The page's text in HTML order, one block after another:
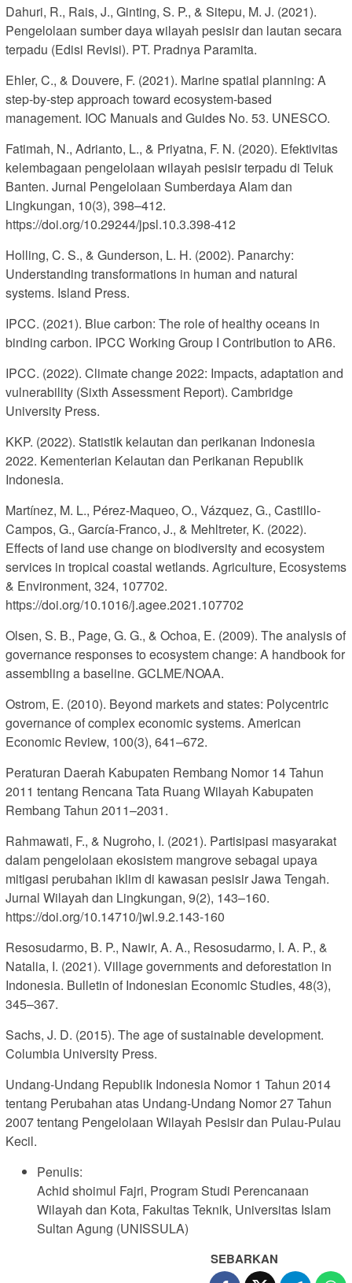
Dahuri, R., Rais, J., Ginting, S. P., & Sitepu, M. J. (2021).
Pengelolaan sumber daya wilayah pesisir dan lautan secara
terpadu (Edisi Revisi). PT. Pradnya Paramita.
Ehler, C., & Douvere, F. (2021). Marine spatial planning: A
step-by-step approach toward ecosystem-based
management. IOC Manuals and Guides No. 53. UNESCO.
Fatimah, N., Adrianto, L., & Priyatna, F. N. (2020). Efektivitas
kelembagaan pengelolaan wilayah pesisir terpadu di Teluk
Banten. Jurnal Pengelolaan Sumberdaya Alam dan
Lingkungan, 10(3), 398–412.
https://doi.org/10.29244/jpsl.10.3.398-412
Holling, C. S., & Gunderson, L. H. (2002). Panarchy:
Understanding transformations in human and natural
systems. Island Press.
IPCC. (2021). Blue carbon: The role of healthy oceans in
binding carbon. IPCC Working Group I Contribution to AR6.
IPCC. (2022). Climate change 2022: Impacts, adaptation and
vulnerability (Sixth Assessment Report). Cambridge
University Press.
KKP. (2022). Statistik kelautan dan perikanan Indonesia
2022. Kementerian Kelautan dan Perikanan Republik
Indonesia.
Martínez, M. L., Pérez-Maqueo, O., Vázquez, G., Castillo-
Campos, G., García-Franco, J., & Mehltreter, K. (2022).
Effects of land use change on biodiversity and ecosystem
services in tropical coastal wetlands. Agriculture, Ecosystems
& Environment, 324, 107702.
https://doi.org/10.1016/j.agee.2021.107702
Olsen, S. B., Page, G. G., & Ochoa, E. (2009). The analysis of
governance responses to ecosystem change: A handbook for
assembling a baseline. GCLME/NOAA.
Ostrom, E. (2010). Beyond markets and states: Polycentric
governance of complex economic systems. American
Economic Review, 100(3), 641–672.
Peraturan Daerah Kabupaten Rembang Nomor 14 Tahun
2011 tentang Rencana Tata Ruang Wilayah Kabupaten
Rembang Tahun 2011–2031.
Rahmawati, F., & Nugroho, I. (2021). Partisipasi masyarakat
dalam pengelolaan ekosistem mangrove sebagai upaya
mitigasi perubahan iklim di kawasan pesisir Jawa Tengah.
Jurnal Wilayah dan Lingkungan, 9(2), 143–160.
https://doi.org/10.14710/jwl.9.2.143-160
Resosudarmo, B. P., Nawir, A. A., Resosudarmo, I. A. P., &
Natalia, I. (2021). Village governments and deforestation in
Indonesia. Bulletin of Indonesian Economic Studies, 48(3),
345–367.
Sachs, J. D. (2015). The age of sustainable development.
Columbia University Press.
Undang-Undang Republik Indonesia Nomor 1 Tahun 2014
tentang Perubahan atas Undang-Undang Nomor 27 Tahun
2007 tentang Pengelolaan Wilayah Pesisir dan Pulau-Pulau
Kecil.
Penulis:
Achid shoimul Fajri, Program Studi Perencanaan
Wilayah dan Kota, Fakultas Teknik, Universitas Islam
Sultan Agung (UNISSULA)
SEBARKAN